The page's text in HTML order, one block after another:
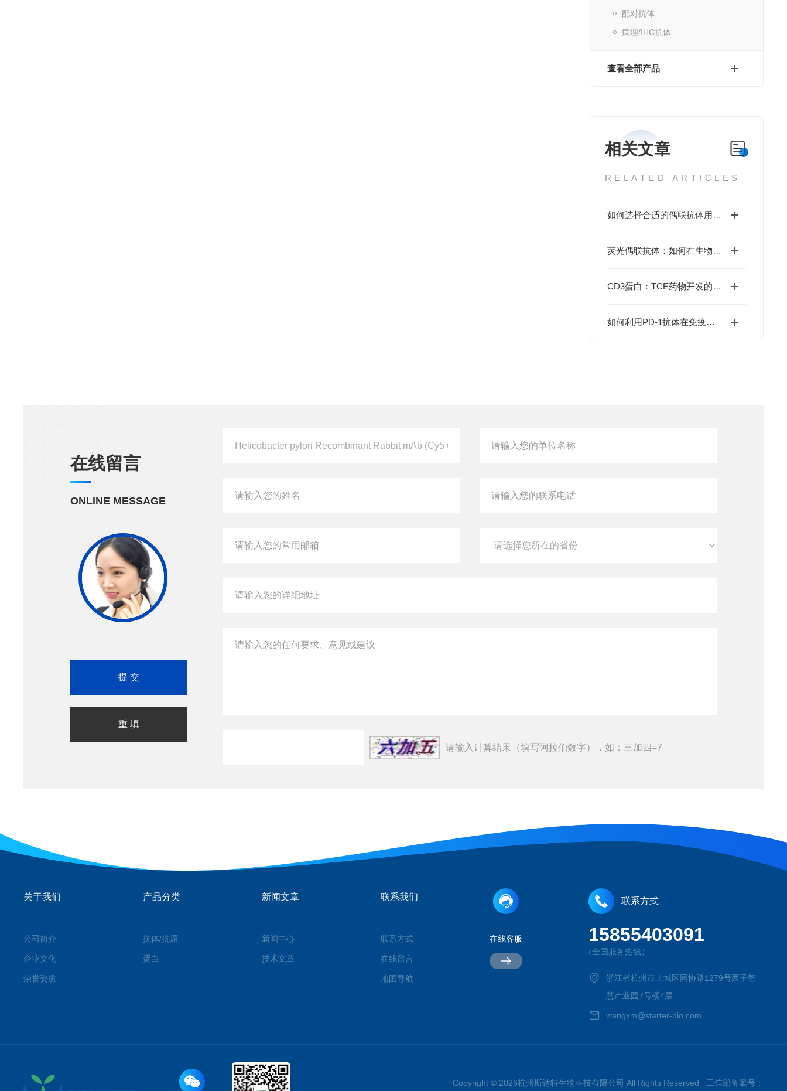
配对抗体
病理/IHC抗体
查看全部产品
相关文章
RELATED ARTICLES
如何选择合适的偶联抗体用于实验研究？
荧光偶联抗体：如何在生物医学研究中实现精准检测？
CD3蛋白：TCE药物开发的核心引擎
如何利用PD-1抗体在免疫学与肿瘤治疗研究中取得突破？
在线留言
ONLINE MESSAGE
请输入计算结果（填写阿拉伯数字），如：三加四=7
关于我们
公司简介
企业文化
荣誉资质
产品分类
抗体/抗原
蛋白
新闻文章
新闻中心
技术文章
联系我们
联系方式
在线留言
地图导航
在线客服
联系方式
15855403091
（全国服务热线）
浙江省杭州市上城区同协路1279号西子智
慧产业园7号楼4层
wangxm@starter-bio.com
Copyright © 2026杭州斯达特生物科技有限公司 All Rights Reserved 工信部备案号：